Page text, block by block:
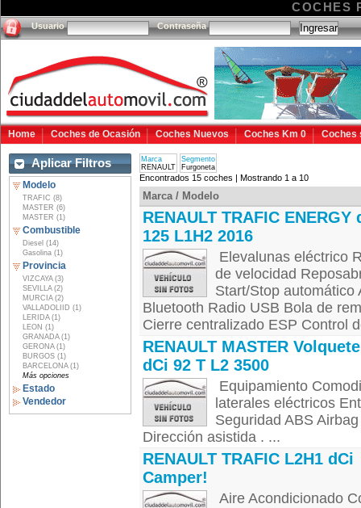
COCHES
Usuario Contraseña
Home Coches de Ocasión Coches Nuevos Coches Km 0 Coches
Aplicar Filtros
Modelo
TRAFIC (8)
MASTER (6)
MASTER (1)
Combustible
Diesel (14)
Gasolina (1)
Provincia
VIZCAYA (3)
SEVILLA (2)
MURCIA (2)
VALLADOLIID (1)
LERIDA (1)
LEON (1)
GRANADA (1)
GERONA (1)
BURGOS (1)
BARCELONA (1)
Más opciones
Estado
Vendedor
Marca
RENAULT
Segmento
Furgoneta
Encontrados 15 coches | Mostrando 1 a 10
Marca / Modelo
RENAULT TRAFIC ENERGY
125 L1H2 2016
Elevalunas eléctrico
de velocidad
Start/Stop automático
Bluetooth Radio USB Bola de
Cierre centralizado ESP Control
RENAULT MASTER Volquete
dCi 92 T L2 3500
Equipamiento
laterales eléctricos
Seguridad ABS
Dirección asistida . ...
RENAULT TRAFIC L2H1 dCi
Camper!
Aire Acondicionado